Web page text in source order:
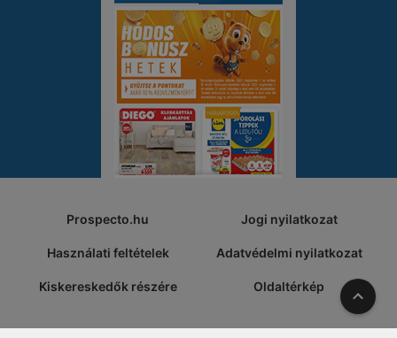
Prospecto.hu Jogi nyilatkozat
Használati feltételek Adatvédelmi nyilatkozat
Kiskereskedők részére Oldaltérkép A